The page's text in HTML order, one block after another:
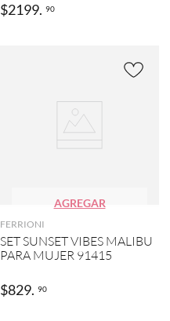
$2199. 90
AGREGAR
FERRIONI
SET SUNSET VIBES MALIBU
PARA MUJER 91415
$829. 90